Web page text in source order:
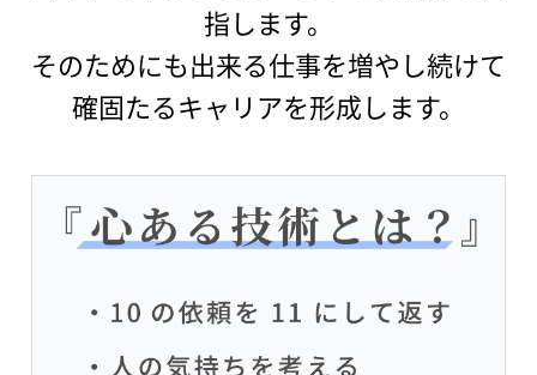
指します。
そのためにも出来る仕事を増やし続けて
確固たるキャリアを形成します。